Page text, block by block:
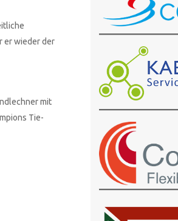
er wieder der
mit
Tie-